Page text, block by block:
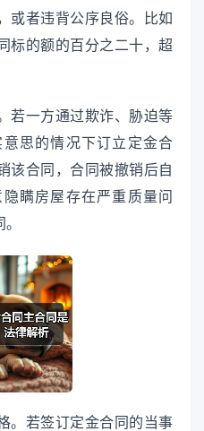
或者违背公序良俗。比如
标的额的百分之二十，超
若一方通过欺诈、胁迫等
思的情况下订立定金合
该合同，合同被撤销后自
瞒房屋存在严重质量问
。若签订定金合同的当事